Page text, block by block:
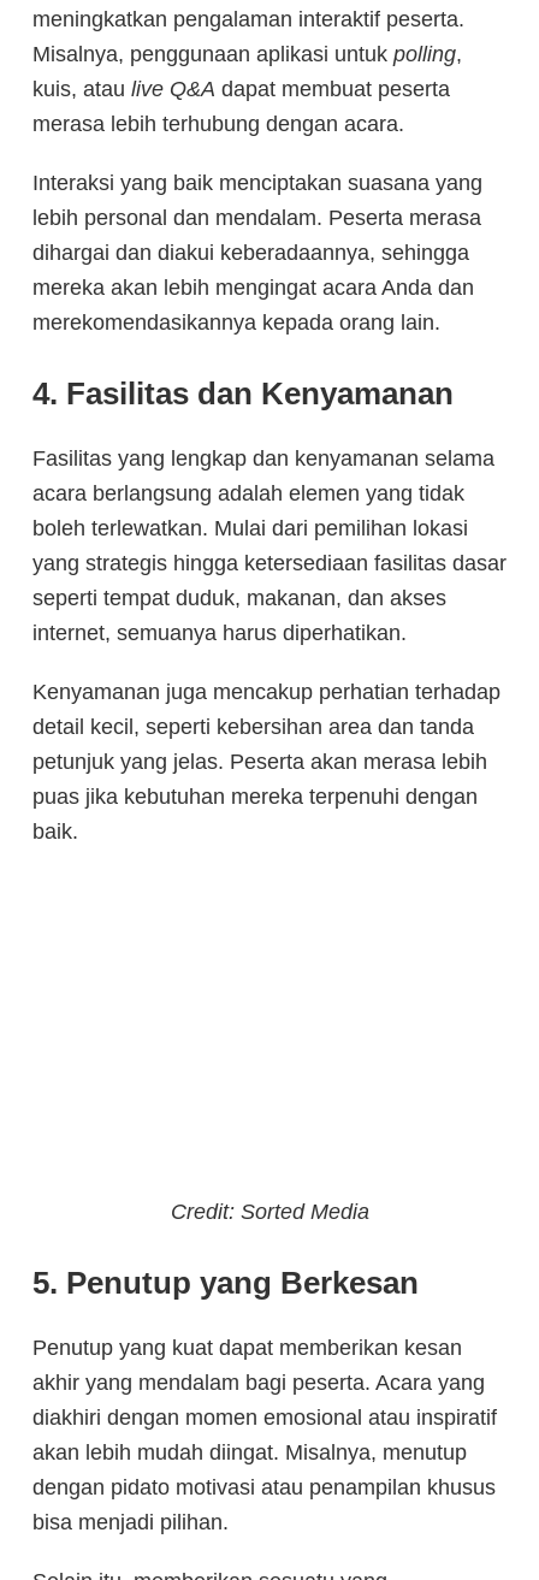
meningkatkan pengalaman interaktif peserta.
Misalnya, penggunaan aplikasi untuk polling,
kuis, atau live Q&A dapat membuat peserta
merasa lebih terhubung dengan acara.
Interaksi yang baik menciptakan suasana yang
lebih personal dan mendalam. Peserta merasa
dihargai dan diakui keberadaannya, sehingga
mereka akan lebih mengingat acara Anda dan
merekomendasikannya kepada orang lain.
4. Fasilitas dan Kenyamanan
Fasilitas yang lengkap dan kenyamanan selama
acara berlangsung adalah elemen yang tidak
boleh terlewatkan. Mulai dari pemilihan lokasi
yang strategis hingga ketersediaan fasilitas dasar
seperti tempat duduk, makanan, dan akses
internet, semuanya harus diperhatikan.
Kenyamanan juga mencakup perhatian terhadap
detail kecil, seperti kebersihan area dan tanda
petunjuk yang jelas. Peserta akan merasa lebih
puas jika kebutuhan mereka terpenuhi dengan
baik.
Credit: Sorted Media
5. Penutup yang Berkesan
Penutup yang kuat dapat memberikan kesan
akhir yang mendalam bagi peserta. Acara yang
diakhiri dengan momen emosional atau inspiratif
akan lebih mudah diingat. Misalnya, menutup
dengan pidato motivasi atau penampilan khusus
bisa menjadi pilihan.